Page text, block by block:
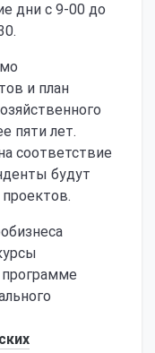
дни с 9-00 до
и план
пяти лет.
соответствие
будут